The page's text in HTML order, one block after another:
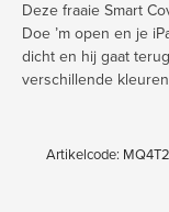
Deze fraaie Smart
Doe ’m open en je
dicht en hij gaat
verschillende
Artikelcode: